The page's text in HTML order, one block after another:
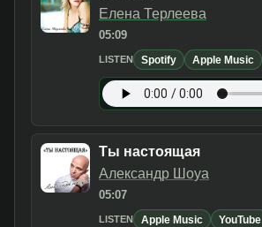
Елена Терлеева
05:09
LISTEN Spotify Apple Music
Ты настоящая
Александр Шоуа
05:07
LISTEN Apple Music YouTube